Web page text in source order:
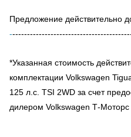
Предложение действительно
-
*Указанная стоимость
комплектации Volkswagen
125 л.с. TSI 2WD за счет
дилером Volkswagen Т-Моторс